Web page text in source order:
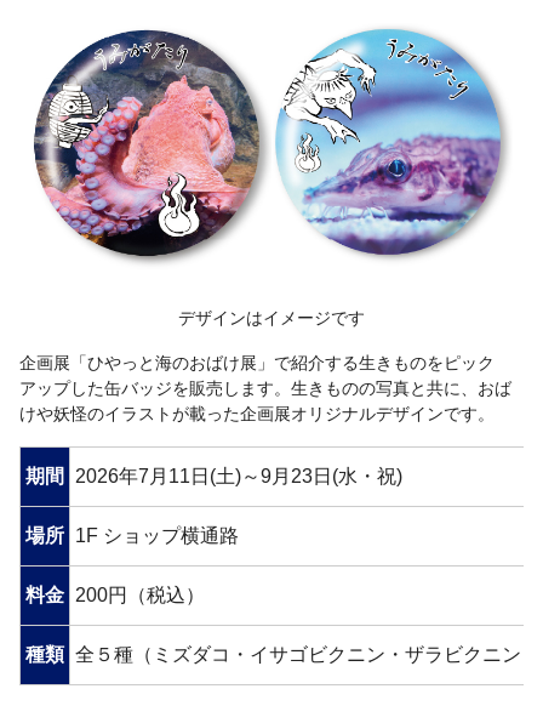
デザインはイメージです
企画展「ひやっと海のおばけ展」で紹介する生きものをピック
アップした缶バッジを販売します。生きものの写真と共に、おば
けや妖怪のイラストが載った企画展オリジナルデザインです。
期間 2026年7月11日(土)～9月23日(水・祝)
場所 1F ショップ横通路
料金 200円（税込）
種類 全５種（ミズダコ・イサゴビクニン・ザラビクニン